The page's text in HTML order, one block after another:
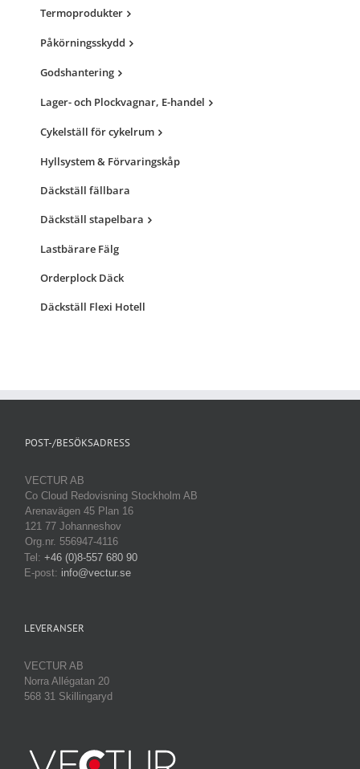
Termoprodukter
Påkörningsskydd
Godshantering
Lager- och Plockvagnar, E-handel
Cykelställ för cykelrum
Hyllsystem & Förvaringskåp
Däckställ fällbara
Däckställ stapelbara
Lastbärare Fälg
Orderplock Däck
Däckställ Flexi Hotell
POST-/BESÖKSADRESS
VECTUR AB
Co Cloud Redovisning Stockholm AB
Arenavägen 45 Plan 16
121 77 Johanneshov
Org.nr. 556947-4116
Tel: +46 (0)8-557 680 90
E-post: info@vectur.se
LEVERANSER
VECTUR AB
Norra Allégatan 20
568 31 Skillingaryd